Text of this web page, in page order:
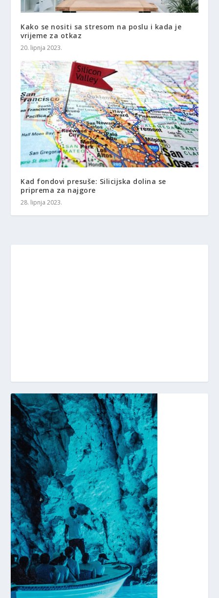
Kako se nositi sa stresom na poslu i kada je
vrijeme za otkaz
20. lipnja 2023.
Kad fondovi presuše: Silicijska dolina se
priprema za najgore
28. lipnja 2023.